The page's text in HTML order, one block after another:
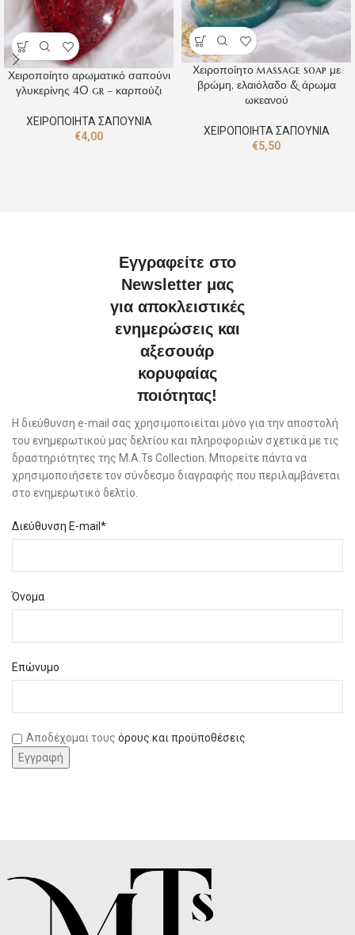
Χειροποίητο αρωματικό σαπούνι
γλυκερίνης 40 gr – καρπούζι
ΧΕΙΡΟΠΟΙΗΤΑ ΣΑΠΟΥΝΙΑ
€4,00
Χειροποίητο massage soap με
βρώμη, ελαιόλαδο & άρωμα
ωκεανού
ΧΕΙΡΟΠΟΙΗΤΑ ΣΑΠΟΥΝΙΑ
€5,50
Εγγραφείτε στο
Newsletter μας
για αποκλειστικές
ενημερώσεις και
αξεσουάρ
κορυφαίας
ποιότητας!
Η διεύθυνση e-mail σας χρησιμοποιείται μόνο για την αποστολή
του ενημερωτικού μας δελτίου και πληροφοριών σχετικά με τις
δραστηριότητες της M.A.Ts Collection. Μπορείτε πάντα να
χρησιμοποιήσετε τον σύνδεσμο διαγραφής που περιλαμβάνεται
στο ενημερωτικό δελτίο.
Διεύθυνση E-mail*
Όνομα
Επώνυμο
Αποδέχομαι τους όρους και προϋποθέσεις